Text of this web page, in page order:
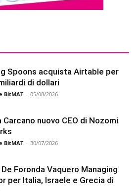
Spoons acquista Airtable per
di dollari
BitMAT - 05/08/2026
Carcano nuovo CEO di Nozomi
BitMAT - 30/07/2026
Foronda Vaquero Managing
per Italia, Israele e Grecia di